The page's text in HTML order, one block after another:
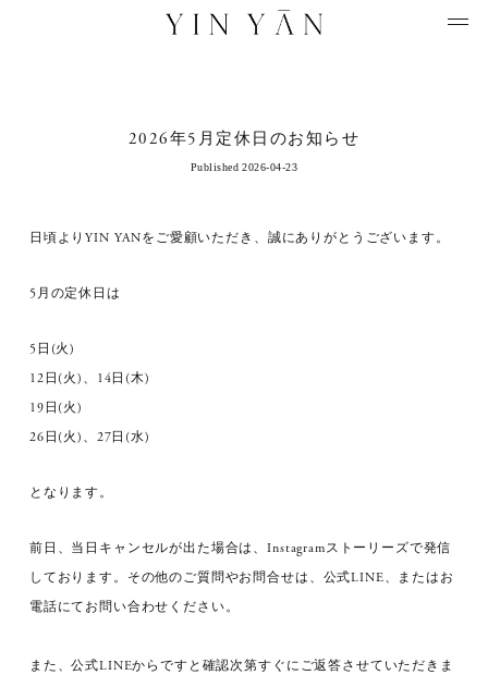
2026年5月定休日のお知らせ
Published 2026-04-23
日頃よりYIN YANをご愛顧いただき、誠にありがとうございます。
5月の定休日は
5日(火)
12日(火)、14日(木)
19日(火)
26日(火)、27日(水)
となります。
前日、当日キャンセルが出た場合は、Instagramストーリーズで発信
しております。その他のご質問やお問合せは、公式LINE、またはお
電話にてお問い合わせください。
また、公式LINEからですと確認次第すぐにご返答させていただきま